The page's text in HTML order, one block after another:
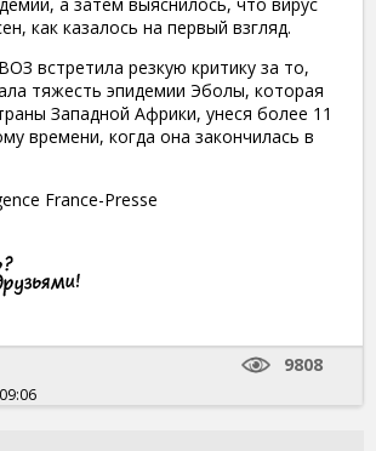
как казалось на первый взгляд.
встретила резкую критику за то,
тяжесть эпидемии Эболы, которая
Западной Африки, унеся более 11
времени, когда она закончилась в
France-Presse
9808